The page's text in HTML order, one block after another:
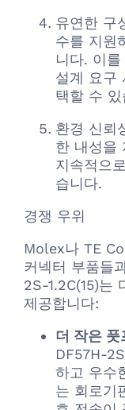
유연한 구
수를 지원
니다. 이
설계 요구
택할 수 있
환경 신뢰
한 내성을
지속적으
습니다.
경쟁 우위
Molex나 TE
커넥터 부품들
2S-1.2C(15)는
제공합니다:
더 작은 풋
DF57H-
하고 우수
는 회로기